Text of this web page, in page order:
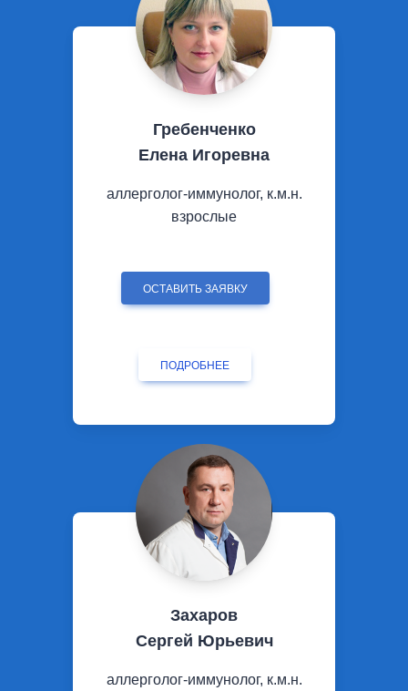
Гребенченко
Елена Игоревна
аллерголог-иммунолог, к.м.н.
взрослые
ОСТАВИТЬ ЗАЯВКУ
ПОДРОБНЕЕ
Захаров
Сергей Юрьевич
аллерголог-иммунолог, к.м.н.